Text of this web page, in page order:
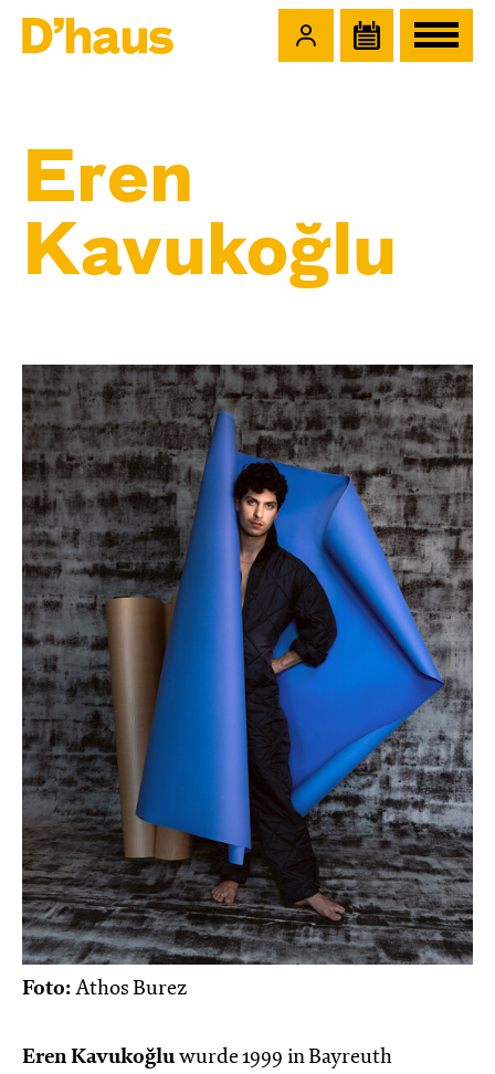
Eren
Kavukoğlu
Foto: Athos Burez
Eren Kavukoğlu wurde 1999 in Bayreuth